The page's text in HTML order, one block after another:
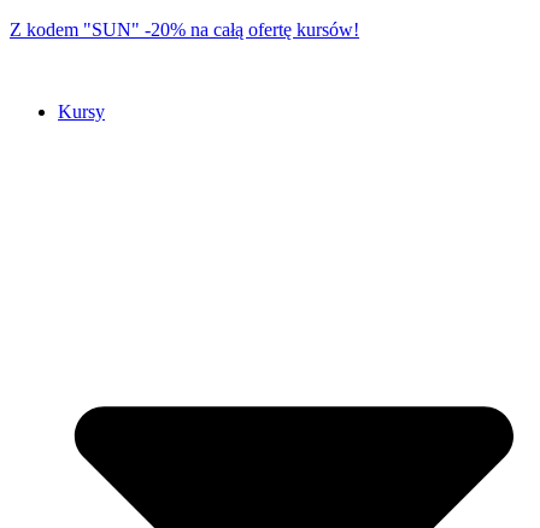
Z kodem "SUN" -20% na całą ofertę kursów!
Kursy